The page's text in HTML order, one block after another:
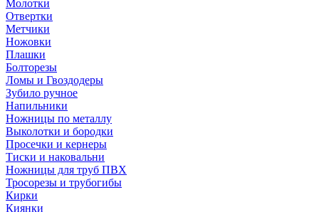
Молотки
Отвертки
Метчики
Ножовки
Плашки
Болторезы
Ломы и Гвоздодеры
Зубило ручное
Напильники
Ножницы по металлу
Выколотки и бородки
Просечки и кернеры
Тиски и наковальни
Ножницы для труб ПВХ
Тросорезы и трубогибы
Кирки
Киянки